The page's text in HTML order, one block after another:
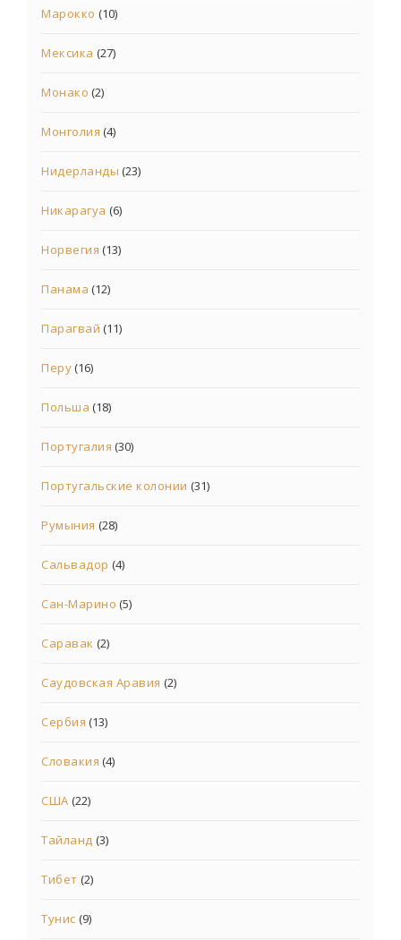
Марокко (10)
Мексика (27)
Монако (2)
Монголия (4)
Нидерланды (23)
Никарагуа (6)
Норвегия (13)
Панама (12)
Парагвай (11)
Перу(16)
Польша (18)
Португалия (30)
Португальские колонии (31)
Румыния (28)
Сальвадор (4)
Сан-Марино (5)
Саравак (2)
Саудовская Аравия (2)
Сербия (13)
Словакия (4)
США (22)
Тайланд (3)
Тибет (2)
Тунис (9)